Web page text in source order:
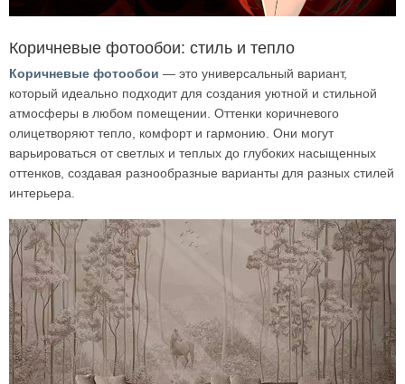
Коричневые фотообои: стиль и тепло
Коричневые фотообои — это универсальный вариант,
который идеально подходит для создания уютной и стильной
атмосферы в любом помещении. Оттенки коричневого
олицетворяют тепло, комфорт и гармонию. Они могут
варьироваться от светлых и теплых до глубоких насыщенных
оттенков, создавая разнообразные варианты для разных стилей
интерьера.